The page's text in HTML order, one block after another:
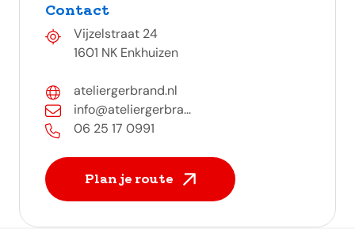
Contact
Vijzelstraat 24
1601 NK Enkhuizen
ateliergerbrand.nl
info@ateliergerbra...
06 25 17 0991
Plan je route